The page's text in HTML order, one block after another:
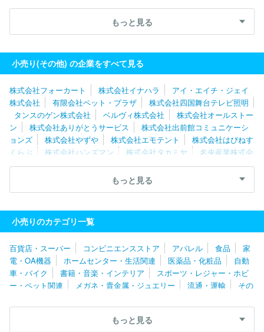
株式会社はぴねすくらぶ 株式会社大一商会
株式会社日本テレメ
株式会社アスパーク 株式会社オーダーチーズ
株式会
社郵便局物販サービス
ルネット
株式会社ティンパンアレイ 株式会社クラモト
株式会
社ありがとうサービス
株式会社ベネフィットジャパン
もっと見る
小売り(その他) の企業をすべて見る
株式会社フォーカート 株式会社イナハラ
アイ・エイチ・ジェイ
株式会社
有限会社ペット・プラザ
株式会社四国舞台テレビ照明
タンスのゲン株式会社
ベルヴィ株式会社
株式会社オールストー
ン
株式会社ありがとうサービス
株式会社出前館コミュニケーシ
ョンズ
株式会社やずや 株式会社エモテント
株式会社はぴねす
くらぶ
株式会社ハンズマン 株式会社タカミヤ
名央産業株式会
社
株式会社千趣会 大日本印章株式会社
株式会社タケベ無線
テレニシ株式会社
古本買取通販ドットコ
ム株式会社
ネフィットジャパン
株式会社スクロール
株式会社ドウシシャ
株式会社オオトモ
株式会社ノースブライト
会社エコプラス
アイアグリ株式会社
株式会社ワールドツール
株式会社アイフォーレ
株式会社アイ・トピア
株式会社日本テレ
メッセージ
株式会社郵便局物販サービス 株式会社ハンズ
株式
会社エフジー武蔵
株式会社アルファウェーブ
株式会社リバーク
株式会社エアリー
株式会社オンワードコーポレ
もっと見る
小売りのカテゴリ一覧
百貨店・スーパー コンビニエンスストア アパレル 食品
家
電・OA機器
ホームセンター・生活関連 医薬品・化粧品
自動
車・バイク
書籍・音楽・インテリア
スポーツ・レジャー・ホビ
ー・ペット関連
メガネ・貴金属・ジュエリー 流通・運輸
その
もっと見る